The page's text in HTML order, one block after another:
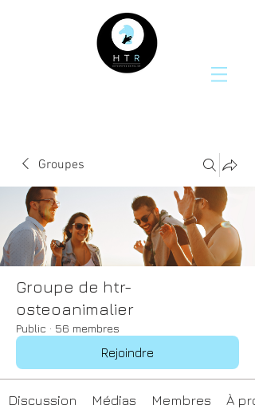
Groupes
Groupe de htr-
osteoanimalier
Public · 56 membres
Rejoindre
Discussion Médias Membres À